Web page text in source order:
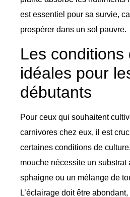
est essentiel pour sa survie,
prospérer dans un sol pauvre.
Les conditions
idéales pour
débutants
Pour ceux qui souhaitent
carnivores chez eux, il est
certaines conditions de
mouche nécessite un substrat
sphaigne ou un mélange de
L’éclairage doit être